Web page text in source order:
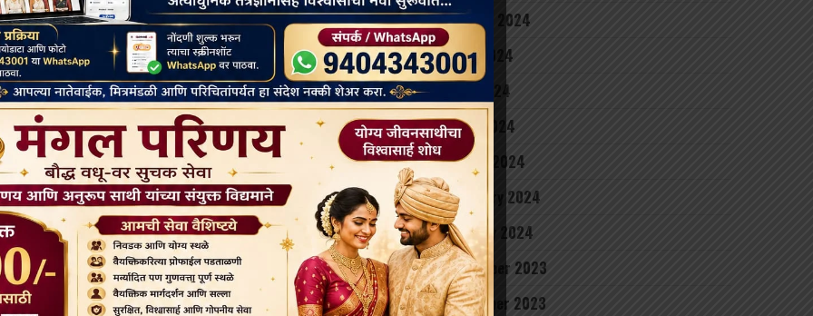
August 2024
June 2024
May 2024
April 2024
March 2024
February 2024
January 2024
December 2023
November 2023